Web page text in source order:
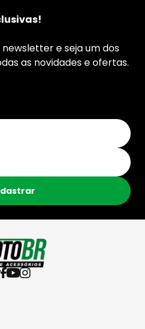
e seja um dos
as novidades e ofertas.